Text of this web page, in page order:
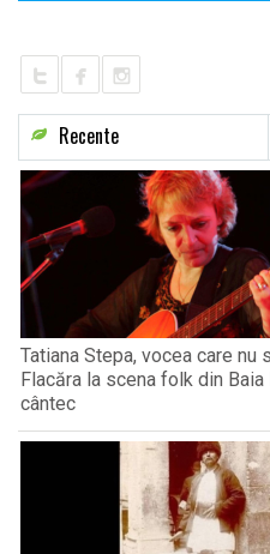
Recente
Tatiana Stepa, vocea care nu
Flacăra la scena folk din
cântec